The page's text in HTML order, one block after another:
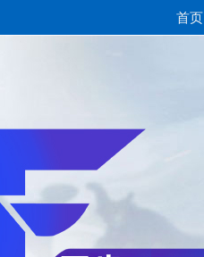
首页